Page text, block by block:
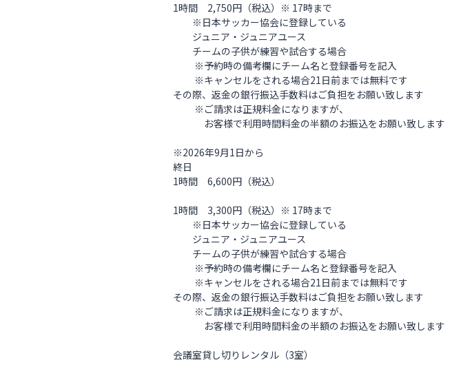
1時間 2,750円（税込）※ 17時まで
※日本サッカー協会に登録している
ジュニア・ジュニアユース
チームの子供が練習や試合する場合
※予約時の備考欄にチーム名と登録番号を記入
※キャンセルをされる場合21日前までは無料です
その際、返金の銀行振込手数料はご負担をお願い致します
※ご請求は正規料金になりますが、
お客様で利用時間料金の半額のお振込をお願い致します
※2026年9月1日から
終日
1時間 6,600円（税込）
1時間 3,300円（税込）※ 17時まで
※日本サッカー協会に登録している
ジュニア・ジュニアユース
チームの子供が練習や試合する場合
※予約時の備考欄にチーム名と登録番号を記入
※キャンセルをされる場合21日前までは無料です
その際、返金の銀行振込手数料はご負担をお願い致します
※ご請求は正規料金になりますが、
お客様で利用時間料金の半額のお振込をお願い致します
会議室貸し切りレンタル（3室）